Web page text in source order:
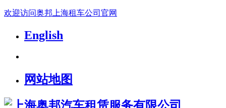
欢迎访问奥邦上海租车公司官网
English
网站地图